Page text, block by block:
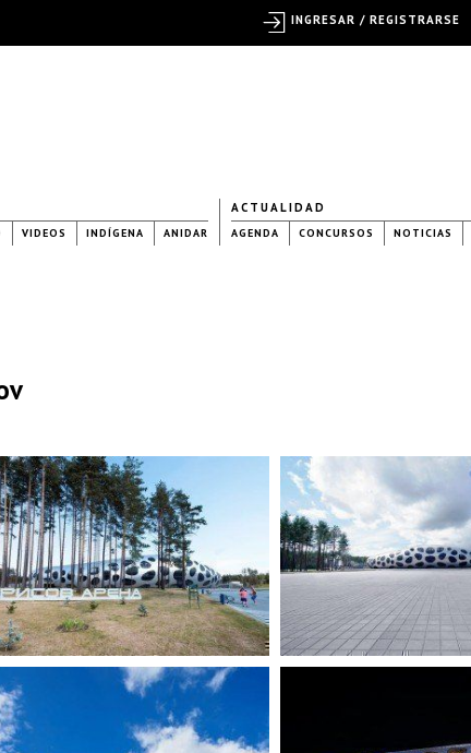
VIDEOS INDÍGENA ANIDAR
ACTUALIDAD
AGENDA CONCURSOS NOTICIAS
INGRESAR / REGISTRARSE